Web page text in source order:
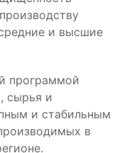
и высшие
программой
сырья и
и стабильным
в